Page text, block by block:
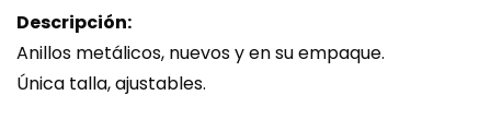
Descripción:
Anillos metálicos, nuevos y en su empaque.
Única talla, ajustables.